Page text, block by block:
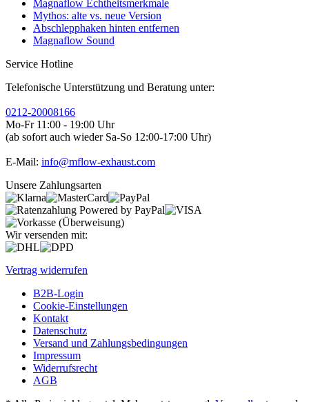
Magnaflow Echtheitsmerkmale
Mythos: alte vs. neue Version
Abschlepphaken hinten entfernen
Magnaflow Sound
Service Hotline
Telefonische Unterstützung und Beratung unter:
0212-20008166
Mo-Fr 11:00 - 19:00 Uhr
(ab sofort auch wieder Sa-So 12:00-17:00 Uhr)
E-Mail: info@mflow-exhaust.com
Unsere Zahlungsarten
Wir versenden mit:
Vertrag widerrufen
B2B-Login
Cookie-Einstellungen
Kontakt
Datenschutz
Versand und Zahlungsbedingungen
Impressum
Widerrufsrecht
AGB